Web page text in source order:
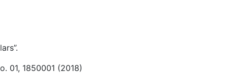
01, 1850001 (2018)